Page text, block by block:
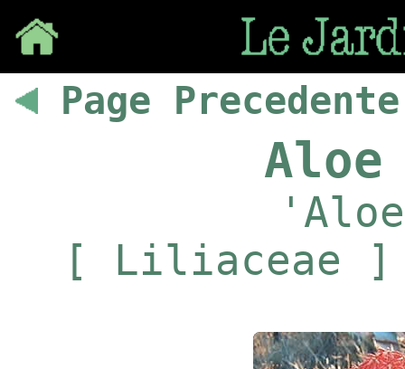
Page Precedente
[ Liliaceae